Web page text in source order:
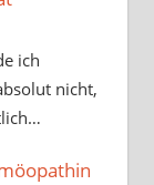
ich
nicht,